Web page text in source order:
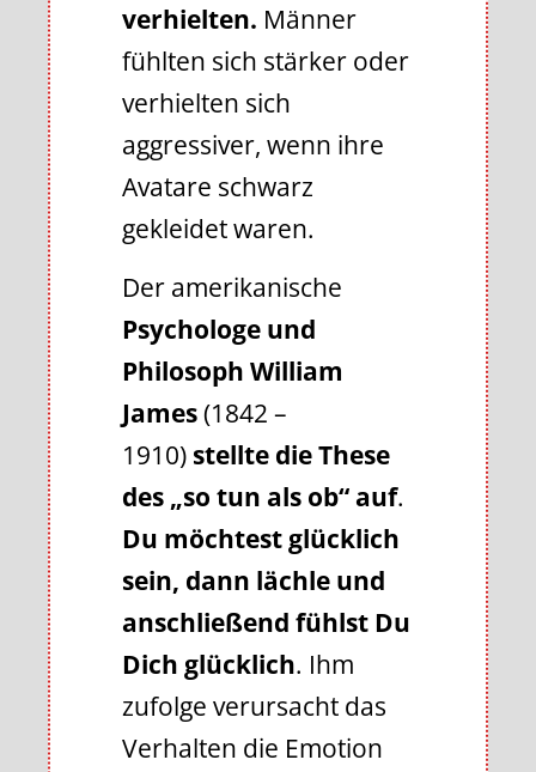
verhielten. Männer
fühlten sich stärker oder
verhielten sich
aggressiver, wenn ihre
Avatare schwarz
gekleidet waren.
Der amerikanische
Psychologe und
Philosoph William
James(1842 –
1910) stellte die These
des „so tun als ob“ auf.
Du möchtest glücklich
sein, dann lächle und
anschließend fühlst Du
Dich glücklich. Ihm
zufolge verursacht das
Verhalten die Emotion